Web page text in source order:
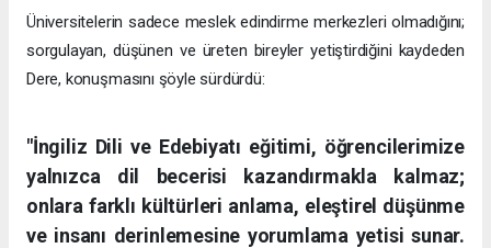
Üniversitelerin sadece meslek edindirme merkezleri olmadığını;
sorgulayan, düşünen ve üreten bireyler yetiştirdiğini kaydeden
Dere, konuşmasını şöyle sürdürdü:
"İngiliz Dili ve Edebiyatı eğitimi, öğrencilerimize
yalnızca dil becerisi kazandırmakla kalmaz;
onlara farklı kültürleri anlama, eleştirel düşünme
ve insanı derinlemesine yorumlama yetisi sunar.